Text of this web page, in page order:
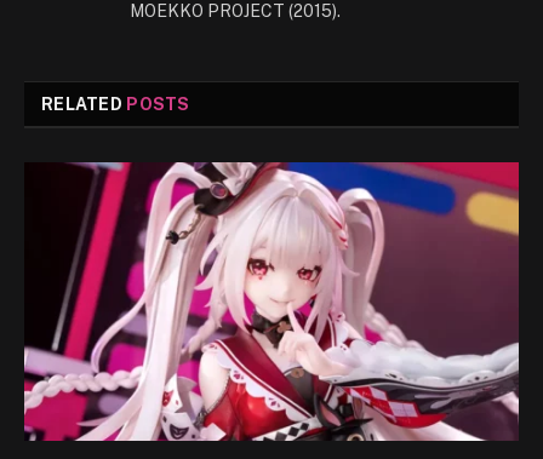
MOEKKO PROJECT (2015).
RELATED POSTS